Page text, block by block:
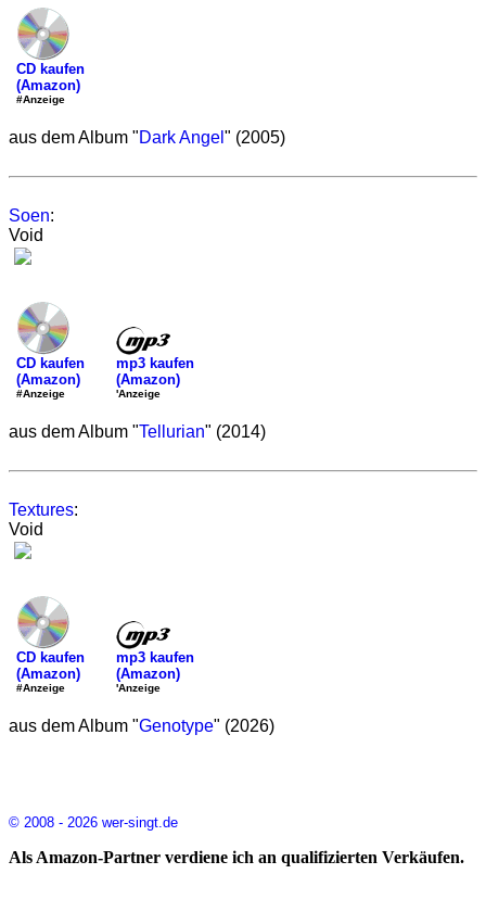
CD kaufen
(Amazon)
#Anzeige
aus dem Album "Dark Angel " (2005)
Soen:
Void
CD kaufen
(Amazon)
#Anzeige
mp3 kaufen
(Amazon)
'Anzeige
aus dem Album "Tellurian" (2014)
Textures:
Void
CD kaufen
(Amazon)
#Anzeige
mp3 kaufen
(Amazon)
'Anzeige
aus dem Album "Genotype" (2026)
© 2008 - 2026 wer-singt.de
Als Amazon-Partner verdiene ich an qualifizierten Verkäufen.